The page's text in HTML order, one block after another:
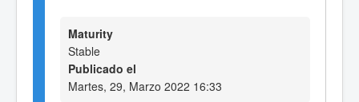
Maturity
Stable
Publicado el
Martes, 29, Marzo 2022 16:33